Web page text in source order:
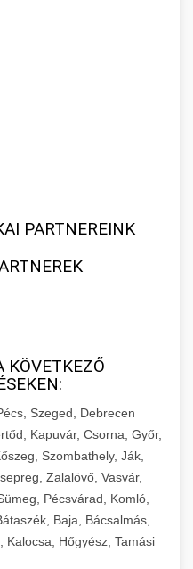
PARTNEREINK
KÖVETKEZŐ
Szeged, Debrecen
Kapuvár, Csorna, Győr,
Szombathely, Ják,
Zalalövő, Vasvár,
Pécsvárad, Komló,
Baja, Bácsalmás,
Kalocsa, Hőgyész, Tamási